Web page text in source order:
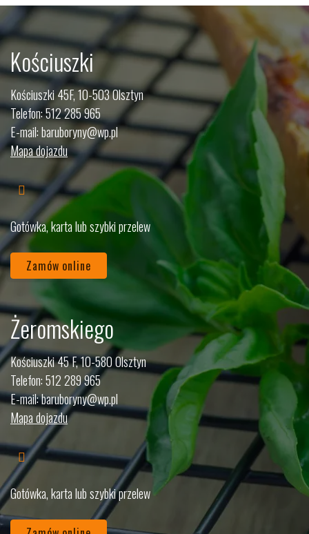
Kościuszki
Kościuszki 45F, 10-503 Olsztyn
Telefon:512 285 965
E-mail:baruboryny@wp.pl
Mapa dojazdu
Gotówka, karta lub szybki przelew
Zamów online
Żeromskiego
Kościuszki 45 F, 10-580 Olsztyn
Telefon:512 289 965
E-mail:baruboryny@wp.pl
Mapa dojazdu
Gotówka, karta lub szybki przelew